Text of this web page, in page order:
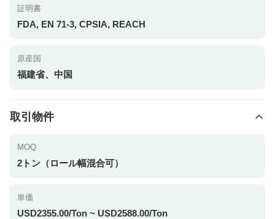
証明書
FDA, EN 71-3, CPSIA, REACH
原産国
福建省、中国
取引物件
MOQ
2トン（ロール幅混合可）
単価
USD2355.00/Ton ~ USD2588.00/Ton